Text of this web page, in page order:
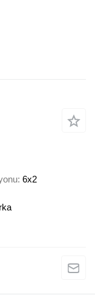
6x2